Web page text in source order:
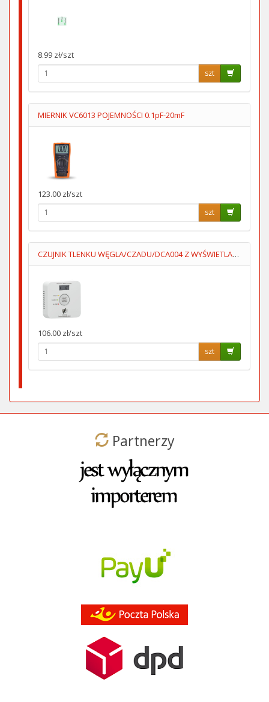
8.99 zł/szt
szt
MIERNIK VC6013 POJEMNOŚCI 0.1pF-20mF
123.00 zł/szt
szt
CZUJNIK TLENKU WĘGLA/CZADU/DCA004 Z WYŚWIETLACZEM 2XAA LUMIO
106.00 zł/szt
szt
Partnerzy